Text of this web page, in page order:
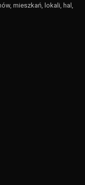
mieszkań, lokali, hal,